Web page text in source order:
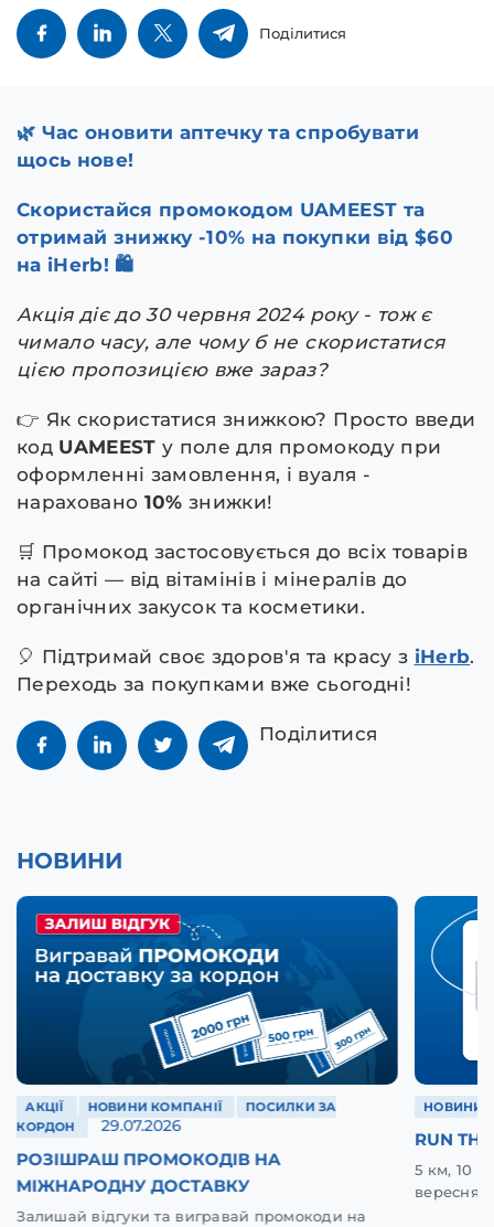
Поділитися
🌿 Час оновити аптечку та спробувати
щось нове!
Скористайся промокодом UAMEEST та
отримай знижку -10% на покупки від $60
на iHerb! 🛍️
Акція діє до 30 червня 2024 року - тож є
чимало часу, але чому б не скористатися
цією пропозицією вже зараз?
👉 Як скористатися знижкою? Просто введи
код UAMEEST у поле для промокоду при
оформленні замовлення, і вуаля -
нараховано 10% знижки!
🛒 Промокод застосовується до всіх товарів
на сайті — від вітамінів і мінералів до
органічних закусок та косметики.
🎈 Підтримай своє здоров'я та красу з iHerb.
Переходь за покупками вже сьогодні!
Поділитися
НОВИНИ
АКЦІЇ НОВИНИ КОМПАНІЇ
ПОСИЛКИ ЗА
КОРДОН
29.07.2026
РОЗІШРАШ ПРОМОКОДІВ НА
МІЖНАРОДНУ ДОСТАВКУ
Залишай відгуки та вигравай промокоди на
НОВИНИ
RUN
5 км, 10
вересня